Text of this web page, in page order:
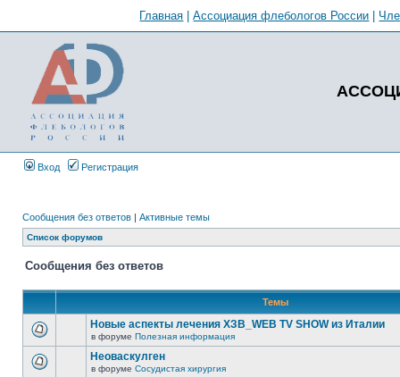
Главная |Ассоциация флебологов России
Вход Регистрация
Сообщения без ответов | Активные темы
Список форумов
Сообщения без ответов
Темы
Новые аспекты лечения ХЗВ_WEB TV SHOW из Италии
в форуме Полезная информация
Неоваскулген
в форуме Сосудистая хирургия